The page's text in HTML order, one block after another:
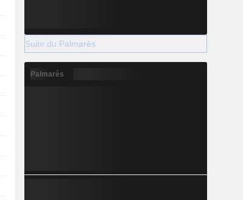
Suite du Palmarès
Palmarès